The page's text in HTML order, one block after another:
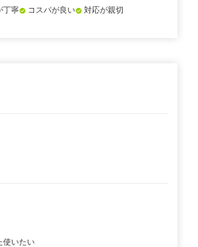
丁寧check_circle コスパが良いcheck_circle 対応が親切
使いたい